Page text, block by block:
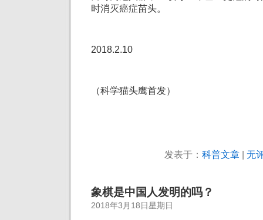
时消灭癌症苗头。
2018.2.10
（科学猫头鹰首发）
发表于： 科普文章| 无
象棋是中国人发明的吗？
2018年3月18日星期日